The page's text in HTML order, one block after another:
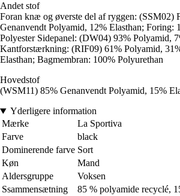
Andet stof
Foran knæ og øverste del af ryggen: (SSM02)
Genanvendt Polyamid, 12% Elasthan; Foring:
Polyester Sidepanel: (DW04) 93% Polyamid,
Kantforstærkning: (RIF09) 61% Polyamid,
Elasthan; Bagmembran: 100% Polyurethan
Hovedstof
(WSM11) 85% Genanvendt Polyamid, 15%
Yderligere information
Mærke
La Sportiva
Farve
black
Dominerende farve Sort
Køn
Mand
Aldersgruppe
Voksen
Ssammensætning
85 % polyamide recyclé,